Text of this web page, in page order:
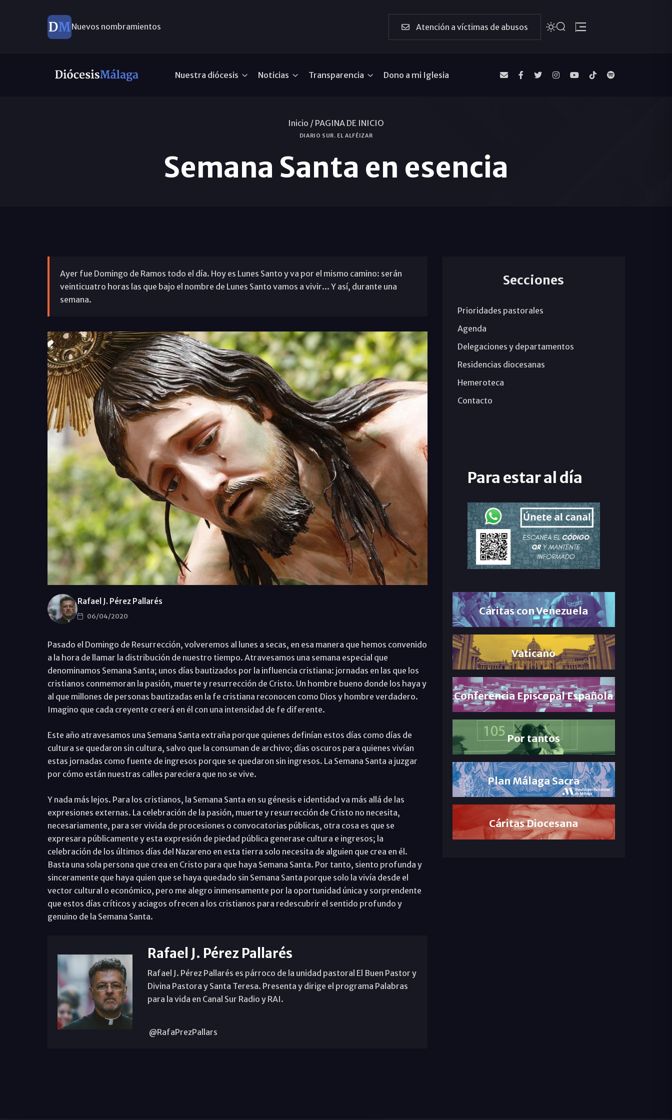
Nuevos nombramientos Atención a víctimas de abusos
Nuestra diócesis Noticias Transparencia Dono a mi Iglesia
Inicio / PAGINA DE INICIO
DIARIO SUR. EL ALFÉIZAR
Semana Santa en esencia
Ayer fue Domingo de Ramos todo el día. Hoy es Lunes Santo y va por el mismo camino: serán
veinticuatro horas las que bajo el nombre de Lunes Santo vamos a vivir... Y así, durante una
semana.
Rafael J. Pérez Pallarés
06/04/2020
Pasado el Domingo de Resurrección, volveremos al lunes a secas, en esa manera que hemos convenido
a la hora de llamar la distribución de nuestro tiempo. Atravesamos una semana especial que
denominamos Semana Santa; unos días bautizados por la influencia cristiana: jornadas en las que los
cristianos conmemoran la pasión, muerte y resurrección de Cristo. Un hombre bueno donde los haya y
al que millones de personas bautizadas en la fe cristiana reconocen como Dios y hombre verdadero.
Imagino que cada creyente creerá en él con una intensidad de fe diferente.
Este año atravesamos una Semana Santa extraña porque quienes definían estos días como días de
cultura se quedaron sin cultura, salvo que la consuman de archivo; días oscuros para quienes vivían
estas jornadas como fuente de ingresos porque se quedaron sin ingresos. La Semana Santa a juzgar
por cómo están nuestras calles pareciera que no se vive.
Y nada más lejos. Para los cristianos, la Semana Santa en su génesis e identidad va más allá de las
expresiones externas. La celebración de la pasión, muerte y resurrección de Cristo no necesita,
necesariamente, para ser vivida de procesiones o convocatorias públicas, otra cosa es que se
expresara públicamente y esta expresión de piedad pública generase cultura e ingresos; la
celebración de los últimos días del Nazareno en esta tierra solo necesita de alguien que crea en él.
Basta una sola persona que crea en Cristo para que haya Semana Santa. Por tanto, siento profunda y
sinceramente que haya quien que se haya quedado sin Semana Santa porque solo la vivía desde el
vector cultural o económico, pero me alegro inmensamente por la oportunidad única y sorprendente
que estos días críticos y aciagos ofrecen a los cristianos para redescubrir el sentido profundo y
genuino de la Semana Santa.
Rafael J. Pérez Pallarés
Rafael J. Pérez Pallarés es párroco de la unidad pastoral El Buen Pastor y
Divina Pastora y Santa Teresa. Presenta y dirige el programa Palabras
para la vida en Canal Sur Radio y RAI.
@RafaPrezPallars
Secciones
Prioridades pastorales
Agenda
Delegaciones y departamentos
Residencias diocesanas
Hemeroteca
Contacto
Para estar al día
Cáritas con Venezuela
Vaticano
Conferencia Episcopal Española
Por tantos
Plan Málaga Sacra
Cáritas Diocesana